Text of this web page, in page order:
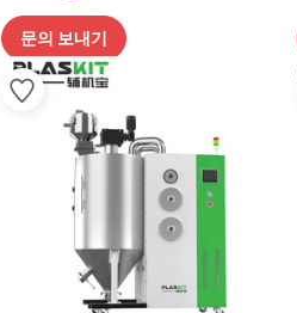
문의 보내기